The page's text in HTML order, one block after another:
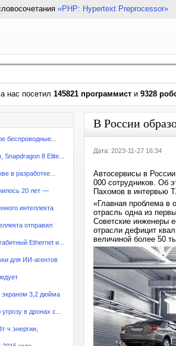
«PHP: Hypertext Preprocessor»
нас посетил 145821 программист и 9328
беспроводные...
8 Elite...
в разработке...
20 лет —
интеллекта
отправил
Ethernet и...
для ИИ-агентов
экраном 3,2 дюйма
в дронах с...
энергии,
В России
Дата: 2023-11-27 16:34
Автосервисы в
000 сотрудников. Об
Пахомов в интервью
«Главная проблема в
отрасль одна из
Советские инженеры
отрасли дефицит
величиной более 50